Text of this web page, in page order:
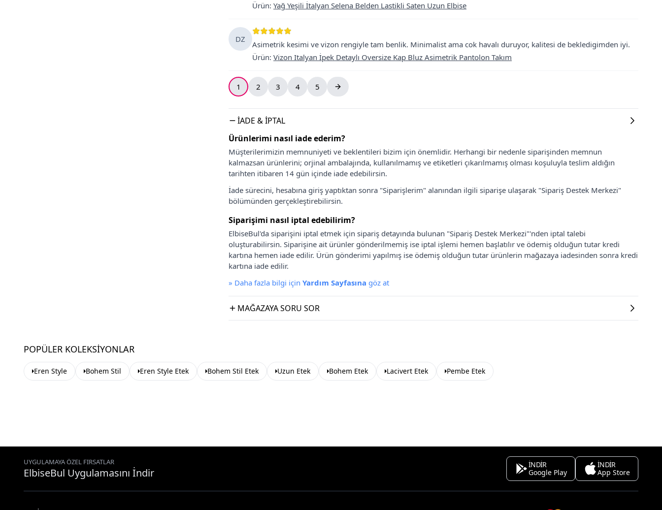
Ürün: Yağ Yeşili İtalyan Selena Belden Lastikli Saten Uzun Elbise
DZ
Asimetrik kesimi ve vizon rengiyle tam benlik. Minimalist ama cok havalı duruyor, kalitesi de bekledigimden iyi.
Ürün: Vizon Italyan İpek Detaylı Oversize Kap Bluz Asimetrik Pantolon Takım
1 2 3 4 5
İADE & İPTAL
Ürünlerimi nasıl iade ederim?
Müşterilerimizin memnuniyeti ve beklentileri bizim için önemlidir. Herhangi bir nedenle siparişinden memnun
kalmazsan ürünlerini; orjinal ambalajında, kullanılmamış ve etiketleri çıkarılmamış olması koşuluyla teslim aldığın
tarihten itibaren 14 gün içinde iade edebilirsin.
İade sürecini, hesabına giriş yaptıktan sonra "Siparişlerim" alanından ilgili siparişe ulaşarak "Sipariş Destek Merkezi"
bölümünden gerçekleştirebilirsin.
Siparişimi nasıl iptal edebilirim?
ElbiseBul'da siparişini iptal etmek için sipariş detayında bulunan "Sipariş Destek Merkezi"'nden iptal talebi
oluşturabilirsin. Siparişine ait ürünler gönderilmemiş ise iptal işlemi hemen başlatılır ve ödemiş olduğun tutar kredi
kartına hemen iade edilir. Ürün gönderimi yapılmış ise ödemiş olduğun tutar ürünlerin mağazaya iadesinden sonra kredi
kartına iade edilir.
» Daha fazla bilgi için Yardım Sayfasına göz at
MAĞAZAYA SORU SOR
POPÜLER KOLEKSIYONLAR
Eren Style Bohem Stil Eren Style Etek Bohem Stil Etek Uzun Etek Bohem Etek Lacivert Etek Pembe Etek
UYGULAMAYA ÖZEL FIRSATLAR
ElbiseBul Uygulamasını İndir
İNDİR
Google Play
İNDİR
App Store